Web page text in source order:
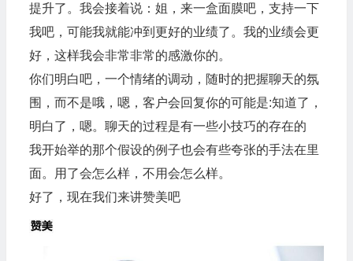
提升了。我会接着说：姐，来一盒面膜吧，支持一下
我吧，可能我就能冲到更好的业绩了。我的业绩会更
好，这样我会非常非常的感激你的。
你们明白吧，一个情绪的调动，随时的把握聊天的氛
围，而不是哦，嗯，客户会回复你的可能是:知道了，
明白了，嗯。聊天的过程是有一些小技巧的存在的
我开始举的那个假设的例子也会有些夸张的手法在里
面。用了会怎么样，不用会怎么样。
好了，现在我们来讲赞美吧